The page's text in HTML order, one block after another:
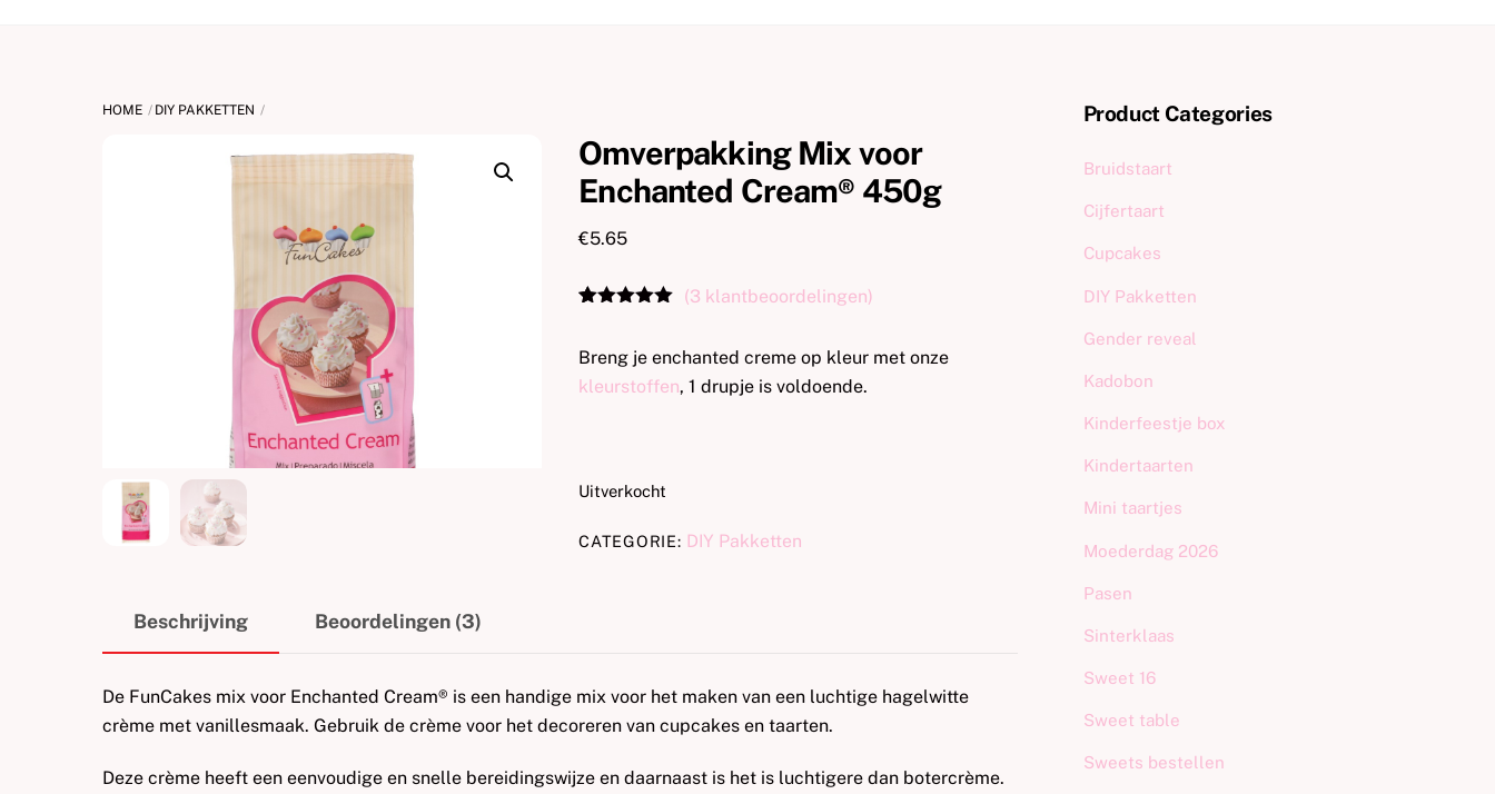
HOME DIY PAKKETTEN
Omverpakking Mix voor
Enchanted Cream® 450g
€5.65
gebaseerd
klantbeoordel
(3 klantbeoordelingen)
Breng je enchanted creme op kleur met onze
kleurstoffen, 1 drupje is voldoende.
Uitverkocht
CATEGORIE: DIY Pakketten
Beschrijving Beoordelingen (3)
De FunCakes mix voor Enchanted Cream® is een handige mix voor het maken van een luchtige hagelwitte
crème met vanillesmaak. Gebruik de crème voor het decoreren van cupcakes en taarten.
Deze crème heeft een eenvoudige en snelle bereidingswijze en daarnaast is het is luchtigere dan botercrème.
Product Categories
Bruidstaart
Cijfertaart
Cupcakes
DIY Pakketten
Gender reveal
Kadobon
Kinderfeestje box
Kindertaarten
Mini taartjes
Moederdag 2026
Pasen
Sinterklaas
Sweet 16
Sweet table
Sweets bestellen